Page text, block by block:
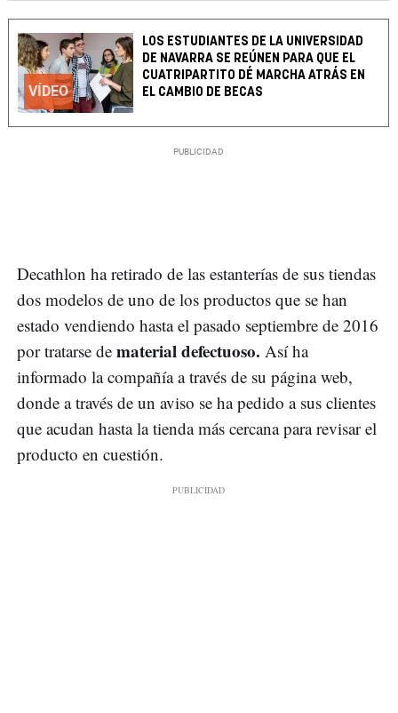
VÍDEO
LOS ESTUDIANTES DE LA UNIVERSIDAD
DE NAVARRA SE REÚNEN PARA QUE EL
CUATRIPARTITO DÉ MARCHA ATRÁS EN
EL CAMBIO DE BECAS
Decathlon ha retirado de las estanterías de sus tiendas
dos modelos de uno de los productos que se han
estado vendiendo hasta el pasado septiembre de 2016
por tratarse de material defectuoso. Así ha
informado la compañía a través de su página web,
donde a través de un aviso se ha pedido a sus clientes
que acudan hasta la tienda más cercana para revisar el
producto en cuestión.